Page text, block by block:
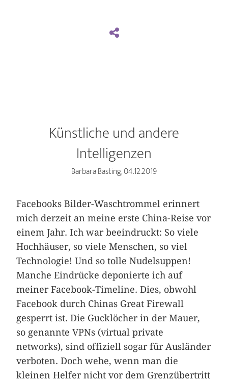
Künstliche und andere
Intelligenzen
Barbara Basting, 04.12.2019
Facebooks Bilder-Waschtrommel erinnert
mich derzeit an meine erste China-Reise vor
einem Jahr. Ich war beeindruckt: So viele
Hochhäuser, so viele Menschen, so viel
Technologie! Und so tolle Nudelsuppen!
Manche Eindrücke deponierte ich auf
meiner Facebook-Timeline. Dies, obwohl
Facebook durch Chinas Great Firewall
gesperrt ist. Die Gucklöcher in der Mauer,
so genannte VPNs (virtual private
networks), sind offiziell sogar für Ausländer
verboten. Doch wehe, wenn man die
kleinen Helfer nicht vor dem Grenzübertritt